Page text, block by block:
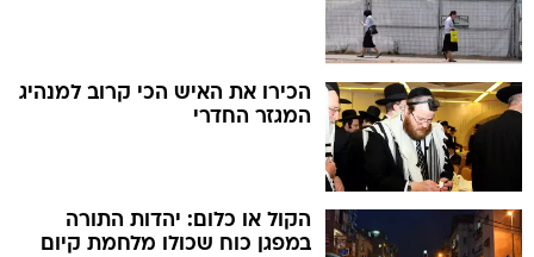
הכירו את האיש הכי קרוב למנהיג
המגזר החדרי
הקול או כלום: יהדות התורה
במפגן כוח שכולו מלחמת קיום